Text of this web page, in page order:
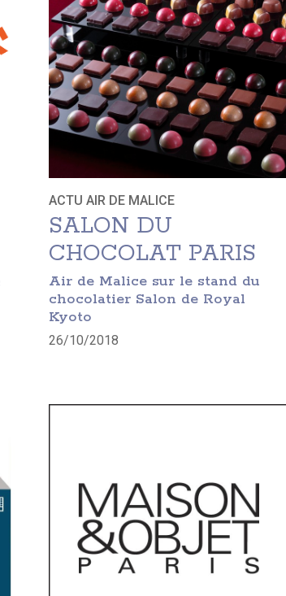
ACTU AIR DE MALICE
SALON DU
CHOCOLAT PARIS
Air de Malice sur le stand du
chocolatier Salon de Royal
Kyoto
26/10/2018